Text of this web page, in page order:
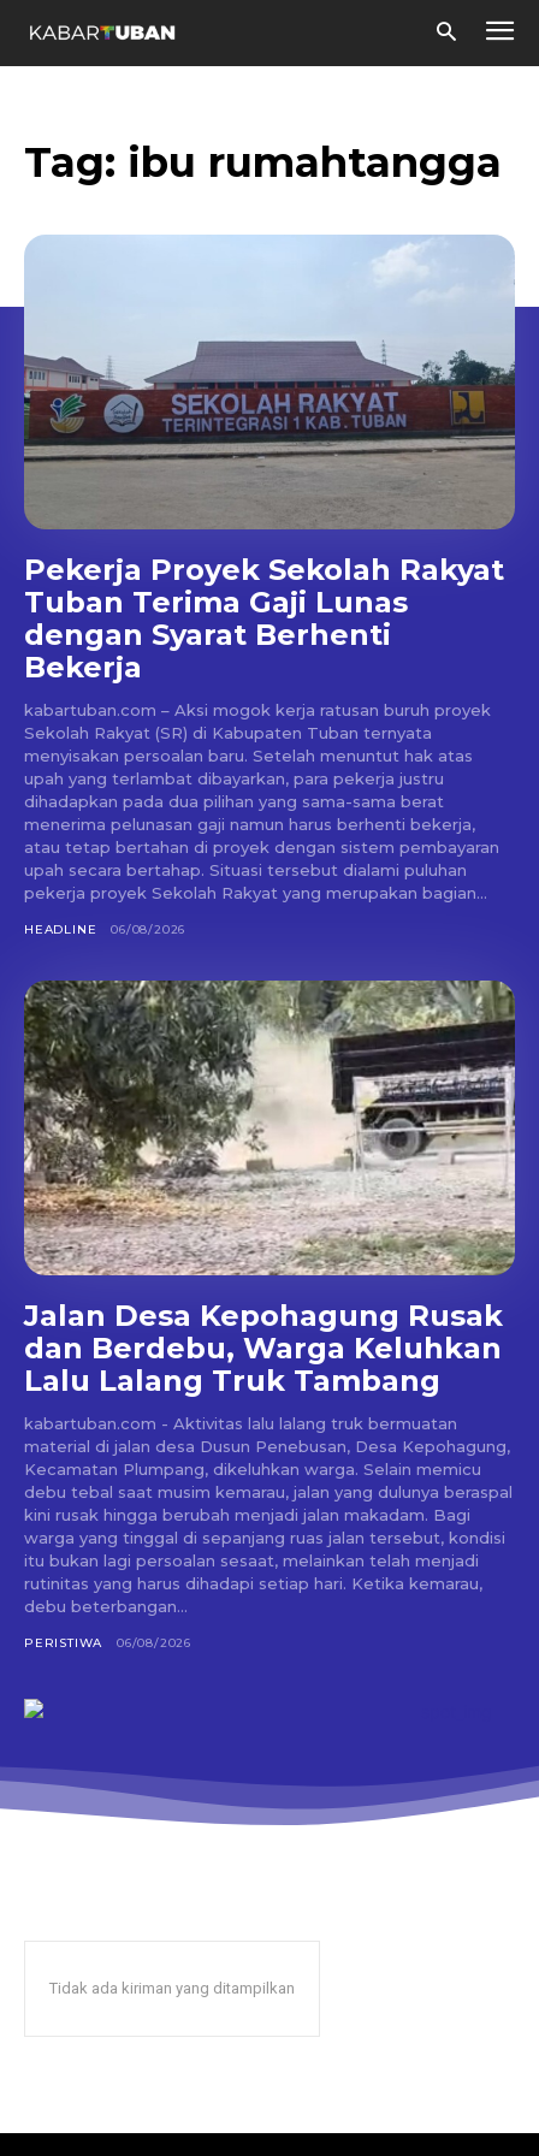
Tag: ibu rumahtangga
Pekerja Proyek Sekolah Rakyat
Tuban Terima Gaji Lunas
dengan Syarat Berhenti
Bekerja
kabartuban.com – Aksi mogok kerja ratusan buruh proyek
Sekolah Rakyat (SR) di Kabupaten Tuban ternyata
menyisakan persoalan baru. Setelah menuntut hak atas
upah yang terlambat dibayarkan, para pekerja justru
dihadapkan pada dua pilihan yang sama-sama berat
menerima pelunasan gaji namun harus berhenti bekerja,
atau tetap bertahan di proyek dengan sistem pembayaran
upah secara bertahap. Situasi tersebut dialami puluhan
pekerja proyek Sekolah Rakyat yang merupakan bagian...
HEADLINE 06/08/2026
Jalan Desa Kepohagung Rusak
dan Berdebu, Warga Keluhkan
Lalu Lalang Truk Tambang
kabartuban.com - Aktivitas lalu lalang truk bermuatan
material di jalan desa Dusun Penebusan, Desa Kepohagung,
Kecamatan Plumpang, dikeluhkan warga. Selain memicu
debu tebal saat musim kemarau, jalan yang dulunya beraspal
kini rusak hingga berubah menjadi jalan makadam. Bagi
warga yang tinggal di sepanjang ruas jalan tersebut, kondisi
itu bukan lagi persoalan sesaat, melainkan telah menjadi
rutinitas yang harus dihadapi setiap hari. Ketika kemarau,
debu beterbangan...
PERISTIWA 06/08/2026
Tidak ada kiriman yang ditampilkan